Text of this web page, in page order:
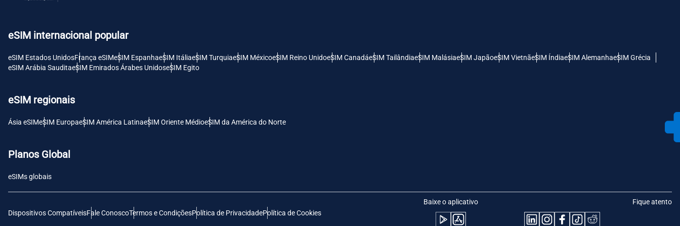
eSIM internacional popular
eSIM Estados UnidosFrança eSIMeSIM EspanhaeSIM ItáliaeSIM TurquiaeSIM MéxicoeSIM Reino UnidoeSIM CanadáeSIM TailândiaeSIM MalásiaeSIM JapãoeSIM VietnãeSIM ÍndiaeSIM AlemanhaeSIM Grécia
eSIM Arábia SauditaeSIM Emirados Árabes UnidoseSIM Egito
eSIM regionais
Ásia eSIMeSIM EuropaeSIM América LatinaeSIM Oriente MédioeSIM da América do Norte
Planos Global
eSIMs globais
Dispositivos CompatíveisFale ConoscoTermos e CondiçõesPolítica de PrivacidadePolítica de Cookies
Baixe o aplicativo Fique atento
Polski
THB - Baht Tailandês